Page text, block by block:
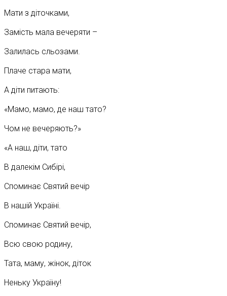
Мати з діточками,
Замість мала вечеряти –
Залилась сльозами.
Плаче стара мати,
А діти питають:
«Мамо, мамо, де наш тато?
Чом не вечеряють?»
«А наш, діти, тато
В далекім Сибірі,
Споминає Святий вечір
В нашій Україні.
Споминає Святий вечір,
Всю свою родину,
Тата, маму, жінок, діток
Неньку Україну!